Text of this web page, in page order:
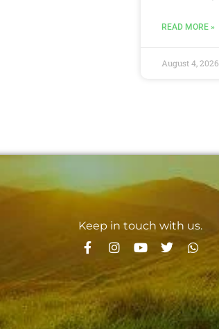
READ MORE »
August 4, 2026
Keep in touch with us.